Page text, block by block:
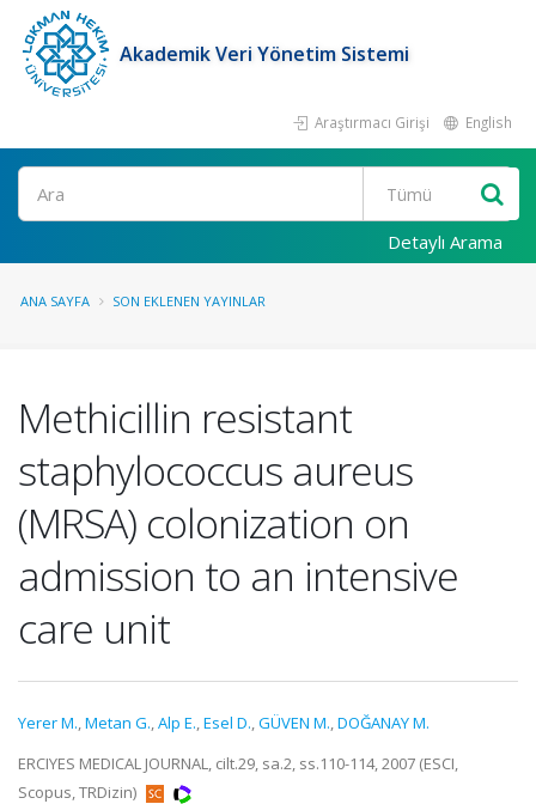
Akademik Veri Yönetim Sistemi
Araştırmacı Girişi English
Ara
Detaylı Arama
ANA SAYFA SON EKLENEN YAYINLAR
Methicillin resistant
staphylococcus aureus
(MRSA) colonization on
admission to an intensive
care unit
Yerer M.,Metan G.,Alp E.,Esel D.,GÜVEN M.,DOĞANAY M.
ERCIYES MEDICAL JOURNAL, cilt.29, sa.2, ss.110-114, 2007 (ESCI,
Scopus, TRDizin)